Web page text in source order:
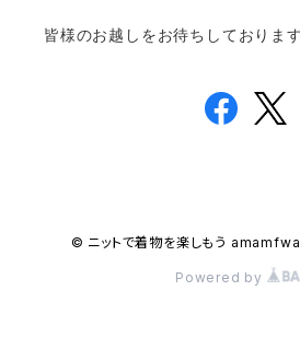
皆様のお越しをお待ちしております
© ニットで着物を楽しもう
Powered by